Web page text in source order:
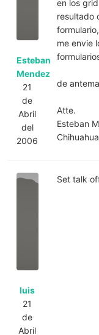
Esteban
Mendez
21
de
Abril
del
2006
en los
resultado
me envie
de
Atte.
Esteban
luis
21
de
Abril
Set talk